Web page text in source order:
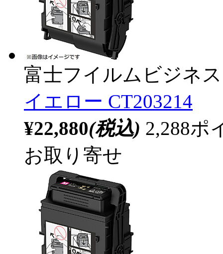
富士フイルムビジネ
イエロー CT203214
¥22,880(税込) 2,288ポ
お取り寄せ